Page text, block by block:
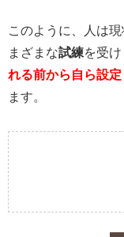
このように、人は
まざまな試練を受け
れる前から自ら設定
ます。